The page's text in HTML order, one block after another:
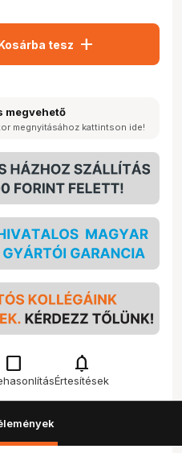
tesz add
megvehető
megnyitásához kattintson ide!
check_box_outline_blank notifications
Értesítések